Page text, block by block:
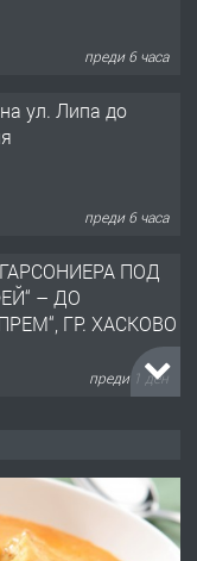
преди 6 часа
ул. Липа до
преди 6 часа
ПОД
– ДО
ГР. ХАСКОВО
преди 1 ден
НА ГР.
преди 2 дни